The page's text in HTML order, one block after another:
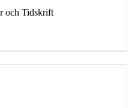
och Tidskrift